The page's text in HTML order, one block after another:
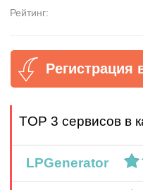
Рейтинг:
Регистрация
TOP 3 сервисов в
LPGenerator